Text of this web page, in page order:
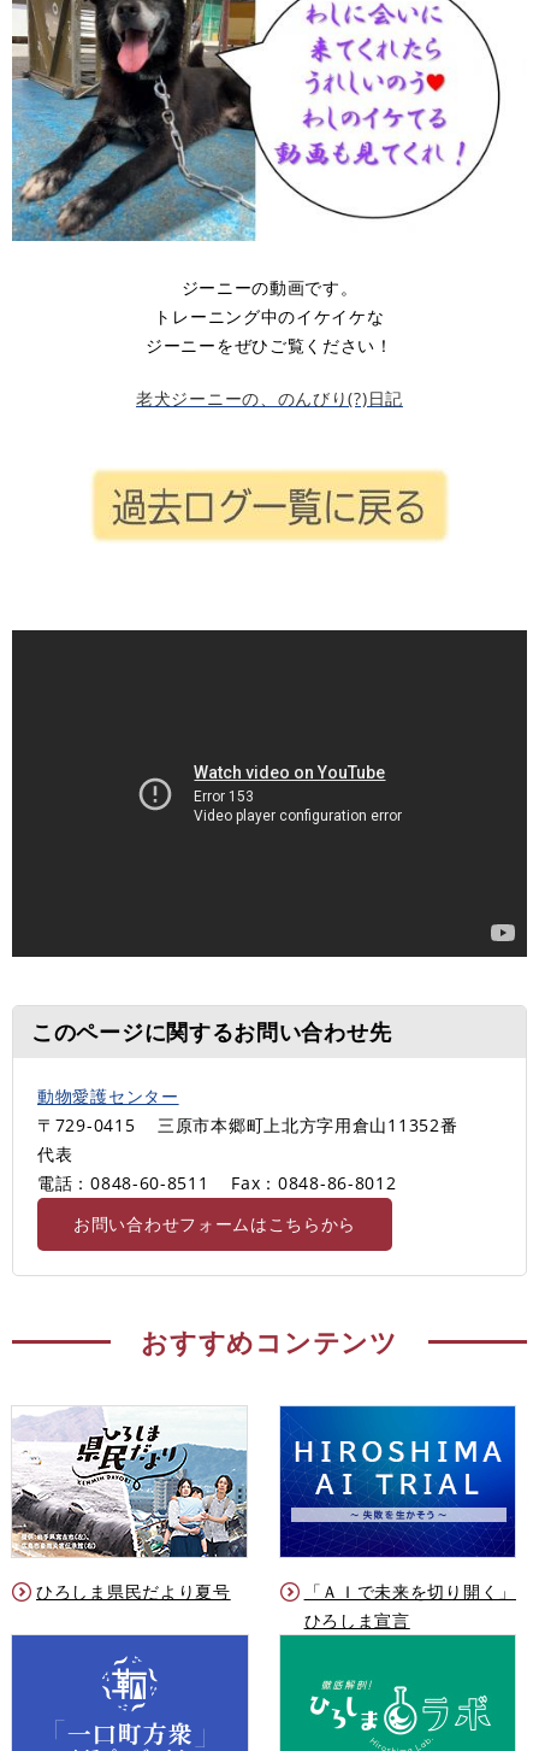
ジーニーの動画です。
トレーニング中のイケイケな
ジーニーをぜひご覧ください！
老犬ジーニーの、のんびり(?)日記
このページに関するお問い合わせ先
動物愛護センター
〒729-0415
三原市本郷町上北方字用倉山11352番
代表
電話：0848-60-8511
Fax：0848-86-8012
お問い合わせフォームはこちらから
おすすめコンテンツ
ひろしま県民だより夏号
「ＡＩで未来を切り開く」
ひろしま宣言